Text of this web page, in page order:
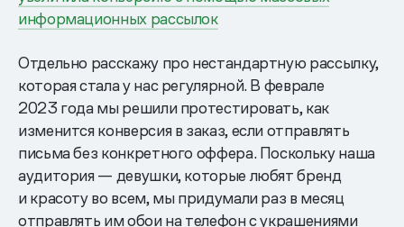
информационных рассылок
Отдельно расскажу про нестандартную рассылку,
которая стала у нас регулярной. В феврале
2023 года мы решили протестировать, как
изменится конверсия в заказ, если отправлять
письма без конкретного оффера. Поскольку наша
аудитория — девушки, которые любят бренд
и красоту во всем, мы придумали раз в месяц
отправлять им обои на телефон с украшениями